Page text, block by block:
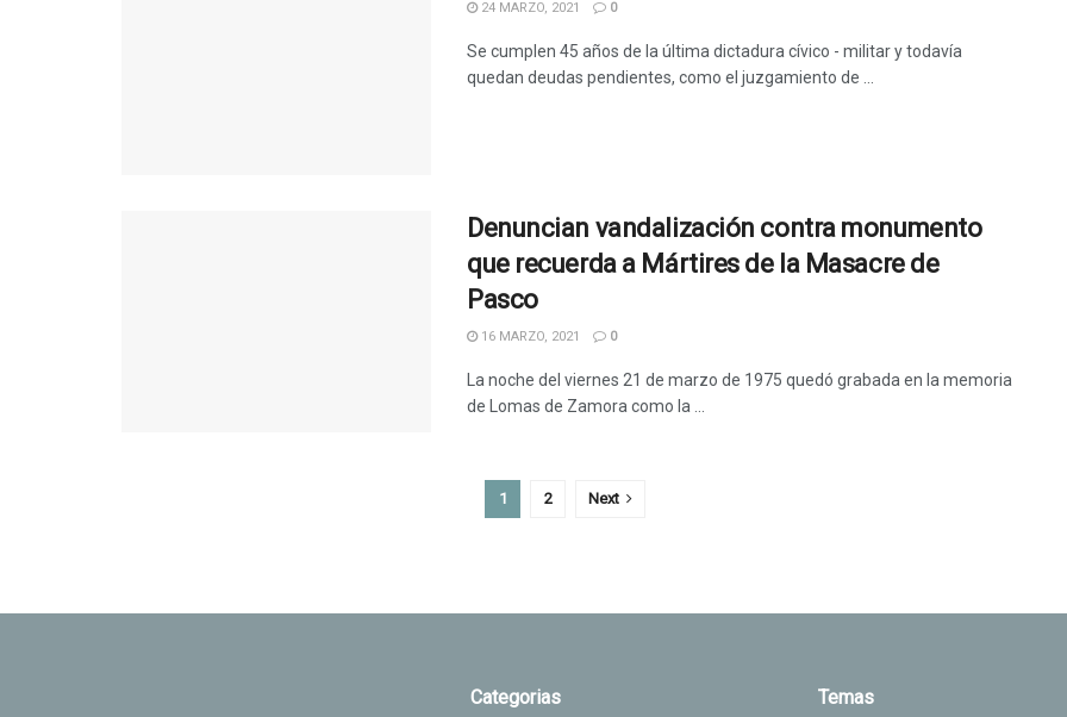
24 MARZO, 2021 0
Se cumplen 45 años de la última dictadura cívico - militar y todavía
quedan deudas pendientes, como el juzgamiento de ...
Denuncian vandalización contra monumento
que recuerda a Mártires de la Masacre de
Pasco
16 MARZO, 2021 0
La noche del viernes 21 de marzo de 1975 quedó grabada en la memoria
de Lomas de Zamora como la ...
1 2 Next
Categorias Temas